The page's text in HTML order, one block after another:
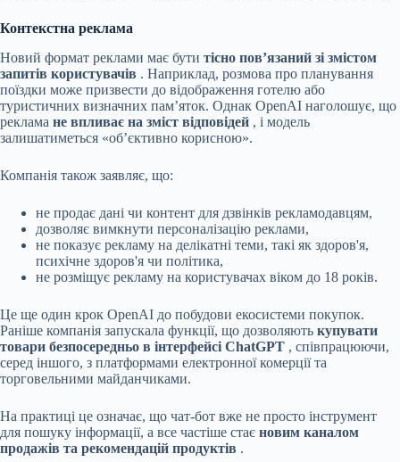
Контекстна реклама
Новий формат реклами має бути тісно пов’язаний зі змістом
запитів користувачів . Наприклад, розмова про планування
поїздки може призвести до відображення готелю або
туристичних визначних пам’яток. Однак OpenAI наголошує, що
реклама не впливає на зміст відповідей , і модель
залишатиметься «об’єктивно корисною».
Компанія також заявляє, що:
не продає дані чи контент для дзвінків рекламодавцям,
дозволяє вимкнути персоналізацію реклами,
не показує рекламу на делікатні теми, такі як здоров'я,
психічне здоров'я чи політика,
не розміщує рекламу на користувачах віком до 18 років.
Це ще один крок OpenAI до побудови екосистеми покупок.
Раніше компанія запускала функції, що дозволяють купувати
товари безпосередньо в інтерфейсі ChatGPT , співпрацюючи,
серед іншого, з платформами електронної комерції та
торговельними майданчиками.
На практиці це означає, що чат-бот вже не просто інструмент
для пошуку інформації, а все частіше стає новим каналом
продажів та рекомендацій продуктів .